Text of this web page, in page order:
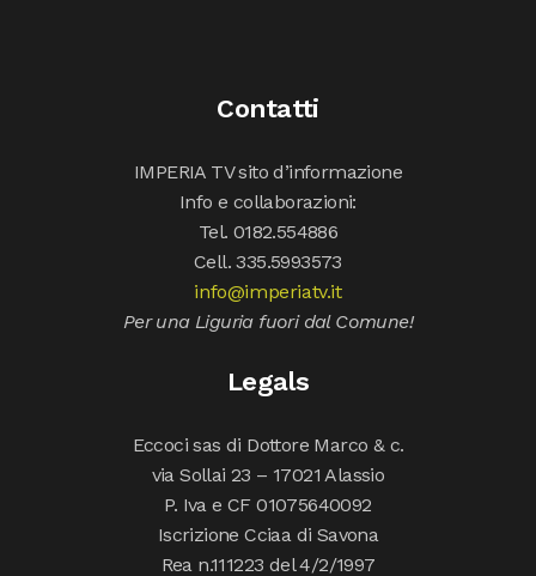
Contatti
IMPERIA TV sito d’informazione
Info e collaborazioni:
Tel. 0182.554886
Cell. 335.5993573
info@imperiatv.it
Per una Liguria fuori dal Comune!
Legals
Eccoci sas di Dottore Marco & c.
via Sollai 23 – 17021 Alassio
P. Iva e CF 01075640092
Iscrizione Cciaa di Savona
Rea n.111223 del 4/2/1997